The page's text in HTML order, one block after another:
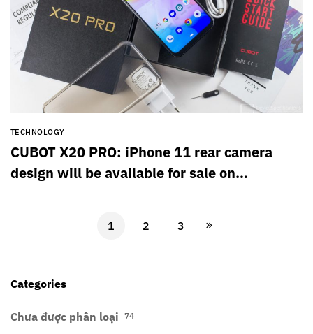
TECHNOLOGY
CUBOT X20 PRO: iPhone 11 rear camera
design will be available for sale on
1 2 3
Categories
Chưa được phân loại 74